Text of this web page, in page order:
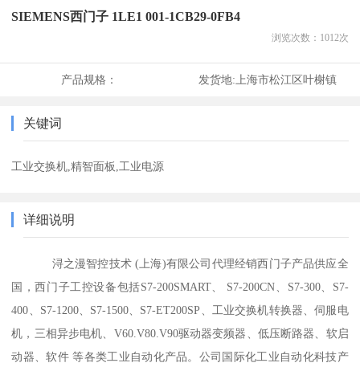
SIEMENS西门子 1LE1 001-1CB29-0FB4
浏览次数： 1012次
产品规格： 发货地: 上海市松江区叶榭镇
关键词
工业交换机,精智面板,工业电源
详细说明
浔之漫智控技术 (上海)有限公司代理经销西门子产品供应全
国，西门子工控设备包括S7-200SMART、 S7-200CN、S7-300、S7-
400、S7-1200、S7-1500、S7-ET200SP、工业交换机转换器、伺服电
机，三相异步电机、V60.V80.V90驱动器变频器、低压断路器、软启
动器、软件 等各类工业自动化产品。公司国际化工业自动化科技产